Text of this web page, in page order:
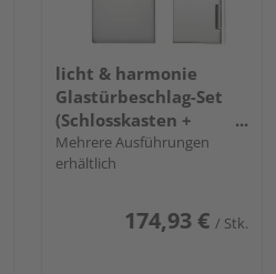
licht & harmonie
Glastürbeschlag-Set
(Schlosskasten +
Bänder) "Square 2.1"
Mehrere Ausführungen
erhältlich
174,93 € / Stk.